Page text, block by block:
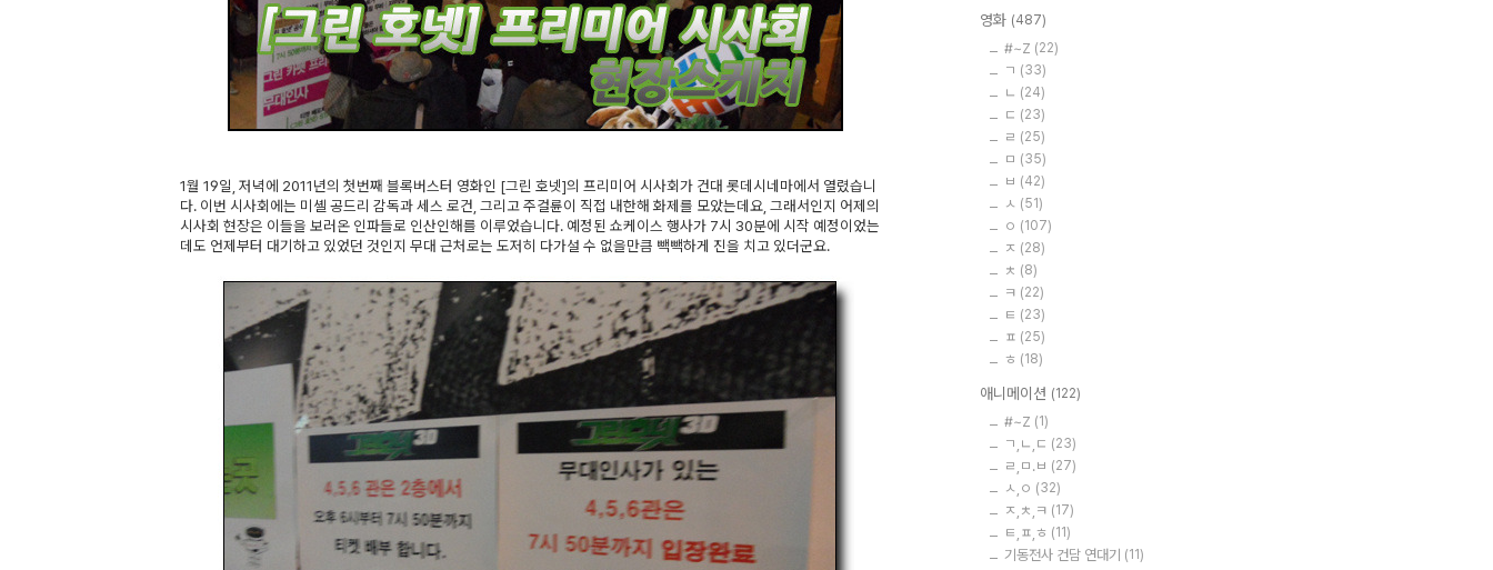
1월 19일, 저녁에 2011년의 첫번째 블록버스터 영화인 [그린 호넷]의 프리미어 시사회가 건대 롯데시네마에서 열렸습니
다. 이번 시사회에는 미셸 공드리 감독과 세스 로건, 그리고 주걸륜이 직접 내한해 화제를 모았는데요, 그래서인지 어제의
시사회 현장은 이들을 보러온 인파들로 인산인해를 이루었습니다. 예정된 쇼케이스 행사가 7시 30분에 시작 예정이었는
데도 언제부터 대기하고 있었던 것인지 무대 근처로는 도저히 다가설 수 없을만큼 빽빽하게 진을 치고 있더군요.
영화 (487)
#~Z (22)
ㄱ (33)
ㄴ (24)
ㄷ (23)
ㄹ (25)
ㅁ (35)
ㅂ (42)
ㅅ (51)
ㅇ (107)
ㅈ (28)
ㅊ (8)
ㅋ (22)
ㅌ (23)
ㅍ (25)
ㅎ (18)
애니메이션 (122)
#~Z (1)
ㄱ,ㄴ,ㄷ (23)
ㄹ,ㅁ.ㅂ (27)
ㅅ,ㅇ (32)
ㅈ,ㅊ,ㅋ (17)
ㅌ,ㅍ,ㅎ (11)
기동전사 건담 연대기 (11)